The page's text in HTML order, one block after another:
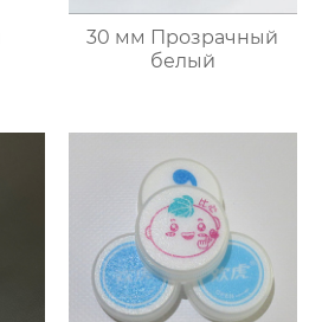
30 мм Прозрачный
белый